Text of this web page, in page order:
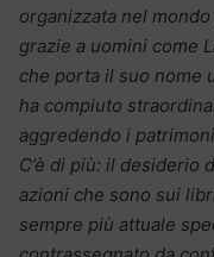
organizzata nel
grazie a uomini come
che porta il suo nome
ha compiuto
aggredendo i
C’è di più: il desiderio
azioni che sono sui
sempre più attuale